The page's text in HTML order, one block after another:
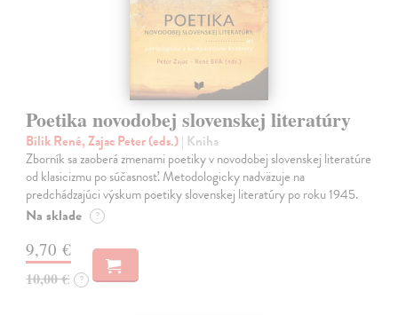
Poetika novodobej slovenskej literatúry
Bílik René, Zajac Peter (eds.)| Kniha
Zborník sa zaoberá zmenami poetiky v novodobej slovenskej literatúre
od klasicizmu po súčasnosť. Metodologicky nadväzuje na
predchádzajúci výskum poetiky slovenskej literatúry po roku 1945.
Na sklade ?
9,70 €
10,00 € ?